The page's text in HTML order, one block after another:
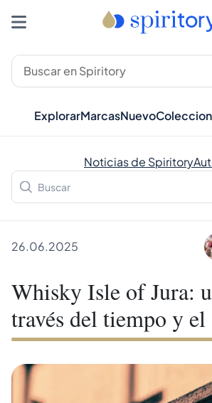
ExplorarMarcasNuevo
Noticias de Spiritory
26.06.2025
Whisky Isle of Jura:
través del tiempo y el